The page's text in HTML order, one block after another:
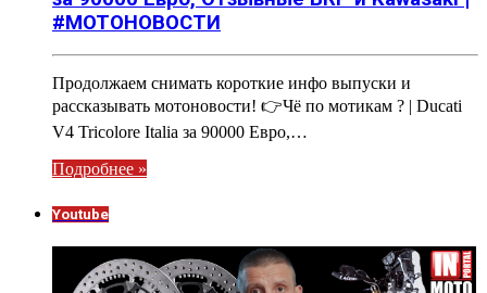
#МОТОНОВОСТИ
Продолжаем снимать короткие инфо выпуски и
рассказывать мотоновости! 👉Чё по мотикам ? | Ducati
V4 Tricolore Italia за 90000 Евро,…
Подробнее »
Youtube